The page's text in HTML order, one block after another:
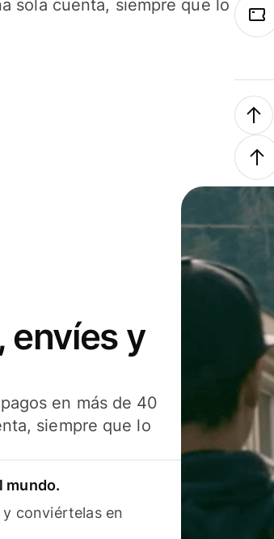
sola cuenta, siempre que lo
envíes y
en más de 40
siempre que lo
mundo.
conviértelas en